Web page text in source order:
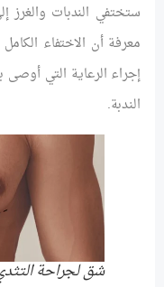
ستختفي الندبات والغرز
معرفة أن الاختفاء
إجراء الرعاية التي أوصى
الندبة.
شق لجراحة التثدي